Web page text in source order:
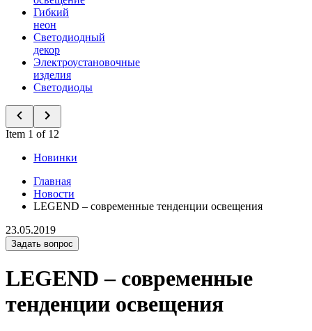
Гибкий
неон
Светодиодный
декор
Электроустановочные
изделия
Светодиоды
Item 1 of 12
Новинки
Главная
Новости
LEGEND – современные тенденции освещения
23.05.2019
Задать вопрос
LEGEND – современные
тенденции освещения